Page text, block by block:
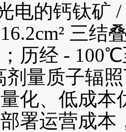
电的钙钛矿
三结
历经 -
剂量质子辐
化、低成本
署运营成本